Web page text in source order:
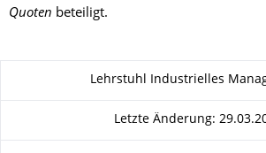
Quoten beteiligt.
Zu dieser SeiteLehrstuhl Industrielles
Letzte Änderung: